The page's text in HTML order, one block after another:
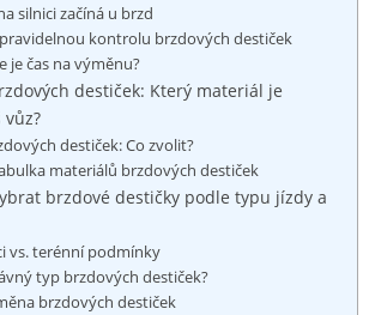
silnici začíná u brzd
kontrolu‍ brzdových destiček
je čas na ​výměnu?
destiček: Který materiál je
destiček: Co ‌zvolit?
materiálů brzdových ⁣destiček
brzdové destičky podle typu jízdy a
vs. terénní podmínky
typ brzdových destiček?
brzdových destiček